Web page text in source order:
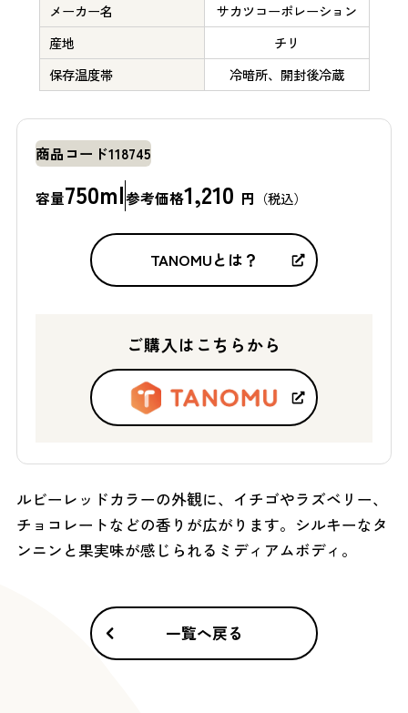
メーカー名
サカツコーポレーション
産地
チリ
保存温度帯
冷暗所、開封後冷蔵
商品コード118745
容量750ml参考価格1,210 円 （税込）
TANOMUとは？
ご購入はこちらから
ルビーレッドカラーの外観に、イチゴやラズベリー、
チョコレートなどの香りが広がります。シルキーなタ
ンニンと果実味が感じられるミディアムボディ。
一覧へ戻る